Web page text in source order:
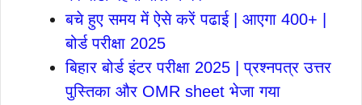
बचे हुए समय में ऐसे करें पढाई | आएगा 400+ |
बोर्ड परीक्षा 2025
बिहार बोर्ड इंटर परीक्षा 2025 | प्रश्नपत्र उत्तर
पुस्तिका और OMR sheet भेजा गया